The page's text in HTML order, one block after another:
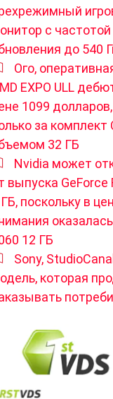
с частотой
до 540
Ого,
EXPO ULL
1099
за комплект
32 ГБ
Nvidia может
выпуска GeForce
поскольку в
12 ГБ
Sony,
которая